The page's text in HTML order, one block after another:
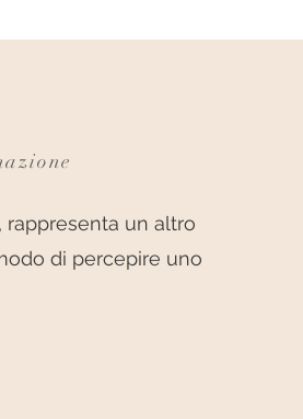
rappresenta un altro
di percepire uno